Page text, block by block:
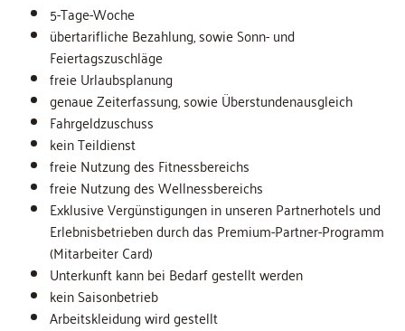
5-Tage-Woche
übertarifliche Bezahlung, sowie Sonn- und
Feiertagszuschläge
freie Urlaubsplanung
genaue Zeiterfassung, sowie Überstundenausgleich
Fahrgeldzuschuss
kein Teildienst
freie Nutzung des Fitnessbereichs
freie Nutzung des Wellnessbereichs
Exklusive Vergünstigungen in unseren Partnerhotels und
Erlebnisbetrieben durch das Premium-Partner-Programm
(Mitarbeiter Card)
Unterkunft kann bei Bedarf gestellt werden
kein Saisonbetrieb
Arbeitskleidung wird gestellt